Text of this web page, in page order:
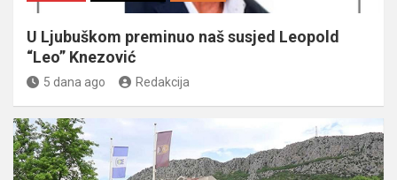
U Ljubuškom preminuo naš susjed Leopold
“Leo” Knezović
5 dana ago Redakcija